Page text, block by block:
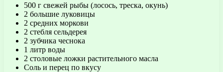
500 г свежей рыбы (лосось, треска, окунь)
2 большие луковицы
2 средних моркови
2 стебля сельдерея
2 зубчика чеснока
1 литр воды
2 столовые ложки растительного масла
Соль и перец по вкусу